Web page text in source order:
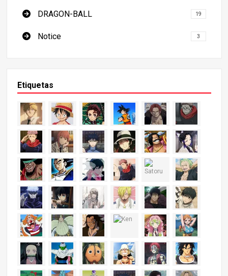
DRAGON-BALL 19
Notice 3
Etiquetas